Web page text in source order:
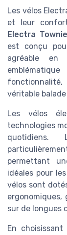
Les vélos
et leur
Electra Townie
est conçu
agréable
véritable balade
Les vélos
technologies
permettant
idéales pour
vélos sont
sur de longues
En